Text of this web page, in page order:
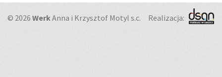
© 2026 WerkAnna i Krzysztof Motyl s.c. Realizacja: